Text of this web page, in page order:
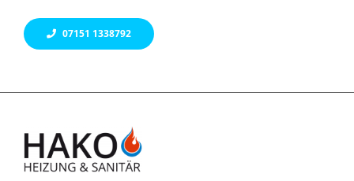
07151 1338792